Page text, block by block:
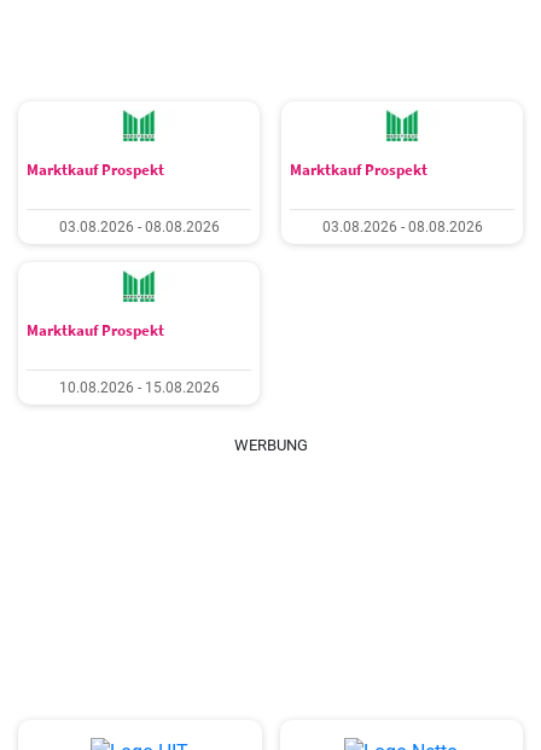
Marktkauf Prospekt
03.08.2026 - 08.08.2026
Marktkauf Prospekt
03.08.2026 - 08.08.2026
Marktkauf Prospekt
10.08.2026 - 15.08.2026
WERBUNG